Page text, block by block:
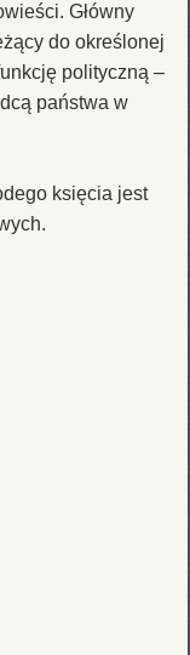
Główny
do określonej
polityczną –
państwa w
księcia jest